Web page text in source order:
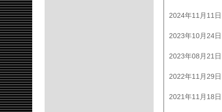
2024年11月11日
2023年10月24日
2023年08月21日
2022年11月29日
2021年11月18日